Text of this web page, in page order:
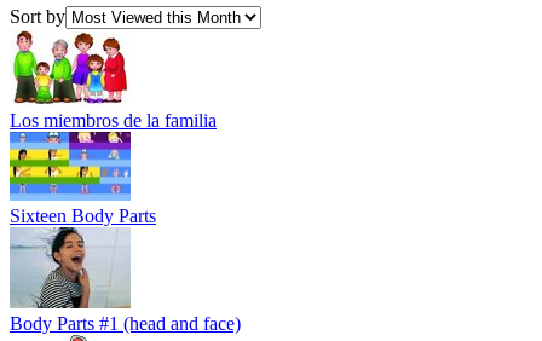
Sort by
Los miembros de la familia
Sixteen Body Parts
Body Parts #1 (head and face)